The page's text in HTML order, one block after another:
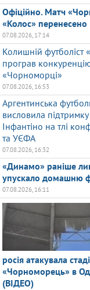
Офіційно. Матч
«Колос» перенесено
07.08.2026, 17:14
Колишній футболіст
програв конкуренцію
«Чорноморці»
07.08.2026, 16:53
Аргентинська
висловила
Інфантіно на тлі
та УЄФА
07.08.2026, 16:32
«Динамо» раніше
упускало домашню
07.08.2026, 16:11
росія атакувала
«Чорноморець» в
(ВІДЕО)